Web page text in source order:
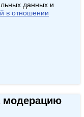
данных и
в отношении
модерацию